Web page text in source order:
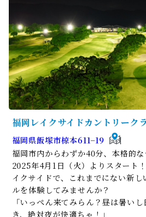
福岡レイクサイドカントリーク
福岡県飯塚市椋本611−19
福岡市内からわずか40分、本格的
2025年4月1日（火）よりスタート
イクサイドで、これまでにない新し
ルを体験してみませんか？
「いっぺん来てみらん？昼は暑い
き、絶対夜が快適ちゃ！」